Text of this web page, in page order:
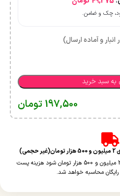
و آماده ارسال)
به سبد خرید
197,500 تومان
چنانچه جمع سبد خرید شما بالای 2 میلیون و 500 هزار تومان شود هزینه پست
محاسبه خواهد شد.